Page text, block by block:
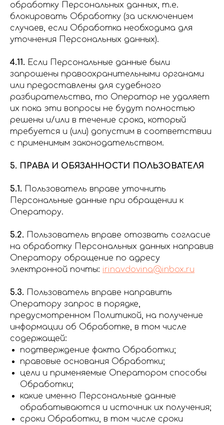
обработку Персональных данных, т.е.
блокировать Обработку (за исключением
случаев, если Обработка необходима для
уточнения Персональных данных).
4.11. Если Персональные данные были
запрошены правоохранительными органами
или предоставлены для судебного
разбирательства, то Оператор не удаляет
их пока эти вопросы не будут полностью
решены и/или в течение срока, который
требуется и (или) допустим в соответствии
с применимым законодательством.
5. ПРАВА И ОБЯЗАННОСТИ ПОЛЬЗОВАТЕЛЯ
5.1. Пользователь вправе уточнить
Персональные данные при обращении к
Оператору.
5.2. Пользователь вправе отозвать согласие
на обработку Персональных данных направив
Оператору обращение по адресу
электронной почты: irinavdovina@inbox.ru
5.3. Пользователь вправе направить
Оператору запрос в порядке,
предусмотренном Политикой, на получение
информации об Обработке, в том числе
содержащей:
подтверждение факта Обработки;
правовые основания Обработки;
цели и применяемые Оператором способы
Обработки;
какие именно Персональные данные
обрабатываются и источник их получения;
сроки Обработки, в том числе сроки